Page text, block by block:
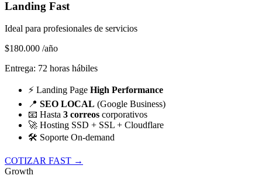
Landing Fast
Ideal para profesionales de servicios
$180.000 /año
Entrega: 72 horas hábiles
⚡ Landing Page High Performance
📍 SEO LOCAL (Google Business)
📧 Hasta 3 correos corporativos
🚀 Hosting SSD + SSL + Cloudflare
🛠️ Soporte On-demand
COTIZAR FAST →
Growth